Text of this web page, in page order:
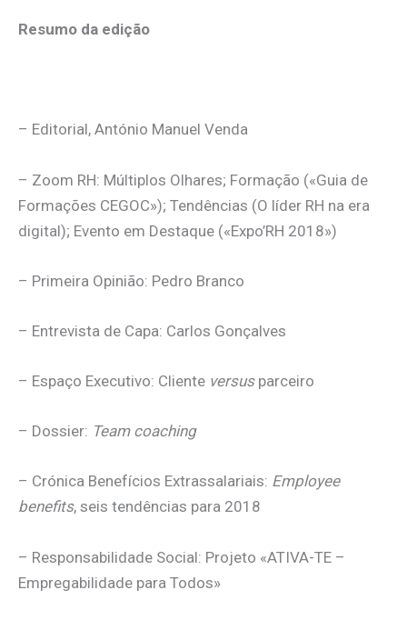
Resumo da edição
– Editorial, António Manuel Venda
– Zoom RH: Múltiplos Olhares; Formação («Guia de
Formações CEGOC»); Tendências (O líder RH na era
digital); Evento em Destaque («Expo’RH 2018»)
– Primeira Opinião: Pedro Branco
– Entrevista de Capa: Carlos Gonçalves
– Espaço Executivo: Cliente versusparceiro
– Dossier: Team coaching
– Crónica Benefícios Extrassalariais: Employee
benefits, seis tendências para 2018
– Responsabilidade Social: Projeto «ATIVA-TE –
Empregabilidade para Todos»